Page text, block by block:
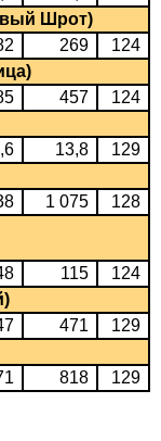
Шрот)
269
124
457
124
13,8
129
1 075
128
115
124
471
129
818 129